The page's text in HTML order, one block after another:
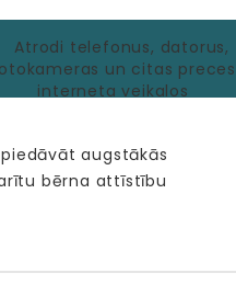
augstākās
bērna attīstību